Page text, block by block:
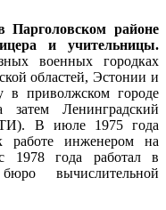
Парголовском районе
и учительницы.
военных городках
областей, Эстонии и
приволжском городе
Ленинградский
В июле 1975 года
инженером на
1978 года работал в
вычислительной